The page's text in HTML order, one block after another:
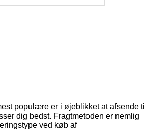
populære er i øjeblikket at afsende til
dig bedst. Fragtmetoden er nemlig
ved køb af